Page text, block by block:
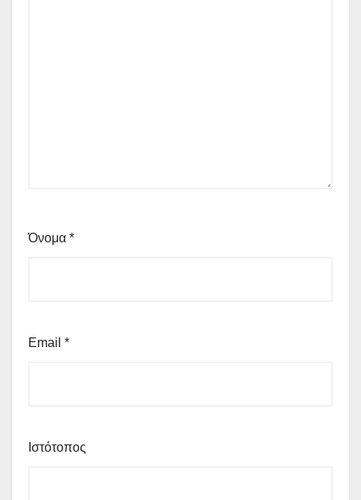
Όνομα *
Email *
Ιστότοπος